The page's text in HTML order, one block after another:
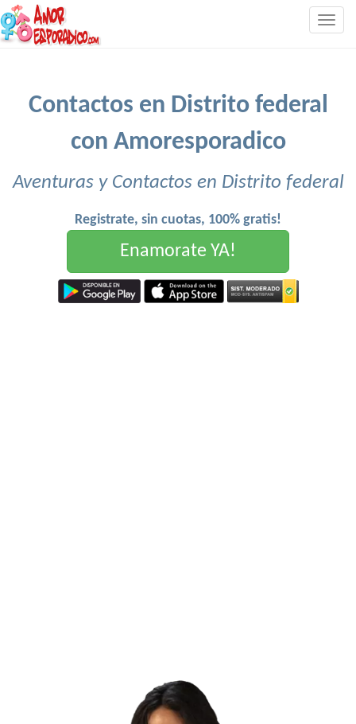
Contactos en Distrito federal
con Amoresporadico
Aventuras y Contactos en Distrito federal
Registrate, sin cuotas, 100% gratis!
Enamorate YA!